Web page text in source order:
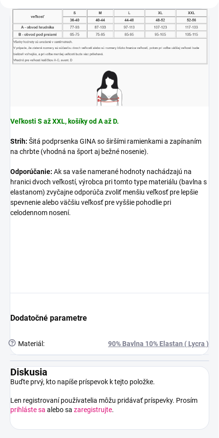
Veľkosti S až XXL, košíky od A až D.
Strih: Šitá podprsenka GINA so širšími ramienkami a zapínaním
na chrbte (vhodná na šport aj bežné nosenie).
Odporúčanie: Ak sa vaše namerané hodnoty nachádzajú na
hranici dvoch veľkostí, výrobca pri tomto type materiálu (bavlna s
elastanom) zvyčajne odporúča zvoliť menšiu veľkosť pre lepšie
spevnenie alebo väčšiu veľkosť pre vyššie pohodlie pri
celodennom nosení.
Dodatočné parametre
? Materiál : 90% Bavlna 10% Elastan ( Lycra )
Diskusia
Buďte prvý, kto napíše príspevok k tejto položke.
Len registrovaní používatelia môžu pridávať príspevky. Prosím
prihláste sa alebo sa zaregistrujte.